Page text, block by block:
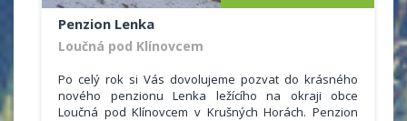
Penzion Lenka
Loučná pod Klínovcem
Po celý rok si Vás dovolujeme pozvat do krásného
nového penzionu Lenka ležícího na okraji obce
Loučná pod Klínovcem v Krušných Horách. Penzion